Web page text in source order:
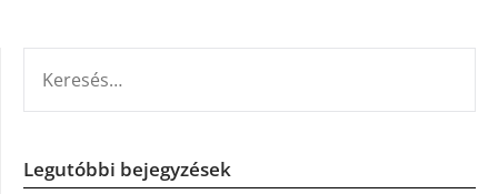
Legutóbbi bejegyzések